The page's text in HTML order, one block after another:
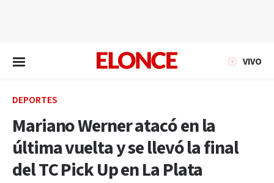
VIVO
DEPORTES
Mariano Werner atacó en la
última vuelta y se llevó la final
del TC Pick Up en La Plata